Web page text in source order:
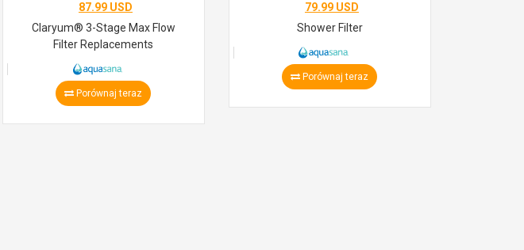
87.99 USD
Claryum® 3-Stage Max Flow
Filter Replacements
Porównaj teraz
79.99 USD
Shower Filter
Porównaj teraz